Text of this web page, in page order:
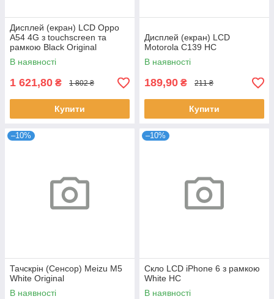
Дисплей (екран) LCD Oppo
A54 4G з touchscreen та
рамкою Black Original
В наявності
1 621,80 ₴ 1 802 ₴
Купити
Дисплей (екран) LCD
Motorola C139 HC
В наявності
189,90 ₴ 211 ₴
Купити
–10%
Тачскрін (Сенсор) Meizu M5
White Original
В наявності
–10%
Скло LCD iPhone 6 з рамкою
White HC
В наявності